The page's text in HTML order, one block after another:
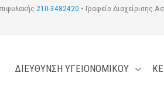
210-3482420 • Γραφείο Διαχείρισης
ΔΙΕΥΘΥΝΣΗ ΥΓΕΙΟΝΟΜΙΚΟΥ